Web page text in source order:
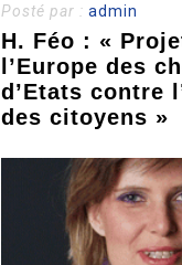
Posté par :admin
H. Féo : «
l’Europe des
d’Etats contre
des citoyens »